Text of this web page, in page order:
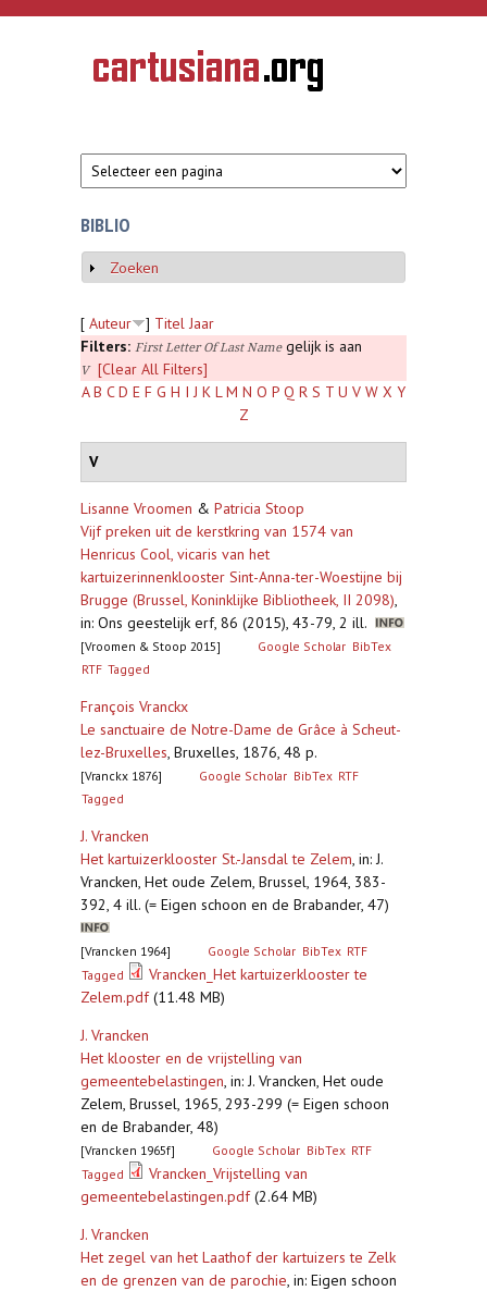
Overslaan en naar de inhoud gaan
CARTUSIANA
Geschiedenis
van de
BIBLIO
Weergeven
Zoeken
[ Auteur ] Titel Jaar
Filters: First Letter Of Last Namegelijk is aan
V
[Clear All Filters]
A B C D E F G H I J K L M N O P Q R S T U V W X Y
Z
V
Lisanne Vroomen & Patricia Stoop
Vijf preken uit de kerstkring van 1574 van
Henricus Cool, vicaris van het
kartuizerinnenklooster Sint-Anna-ter-Woestijne bij
Brugge (Brussel, Koninklijke Bibliotheek, II 2098),
in: Ons geestelijk erf, 86 (2015), 43-79, 2 ill.
[Vroomen & Stoop 2015] Google Scholar BibTex
RTF Tagged
François Vranckx
Le sanctuaire de Notre-Dame de Grâce à Scheut-
lez-Bruxelles, Bruxelles, 1876, 48 p.
[Vranckx 1876] Google Scholar BibTex RTF
Tagged
J. Vrancken
Het kartuizerklooster St.-Jansdal te Zelem, in: J.
Vrancken, Het oude Zelem, Brussel, 1964, 383-
392, 4 ill. (= Eigen schoon en de Brabander, 47)
[Vrancken 1964] Google Scholar BibTex RTF
Tagged
Vrancken_Het kartuizerklooster te
Zelem.pdf(11.48 MB)
J. Vrancken
Het klooster en de vrijstelling van
gemeentebelastingen, in: J. Vrancken, Het oude
Zelem, Brussel, 1965, 293-299 (= Eigen schoon
en de Brabander, 48)
[Vrancken 1965f] Google Scholar BibTex RTF
Tagged
Vrancken_Vrijstelling van
gemeentebelastingen.pdf(2.64 MB)
J. Vrancken
Het zegel van het Laathof der kartuizers te Zelk
en de grenzen van de parochie, in: Eigen schoon